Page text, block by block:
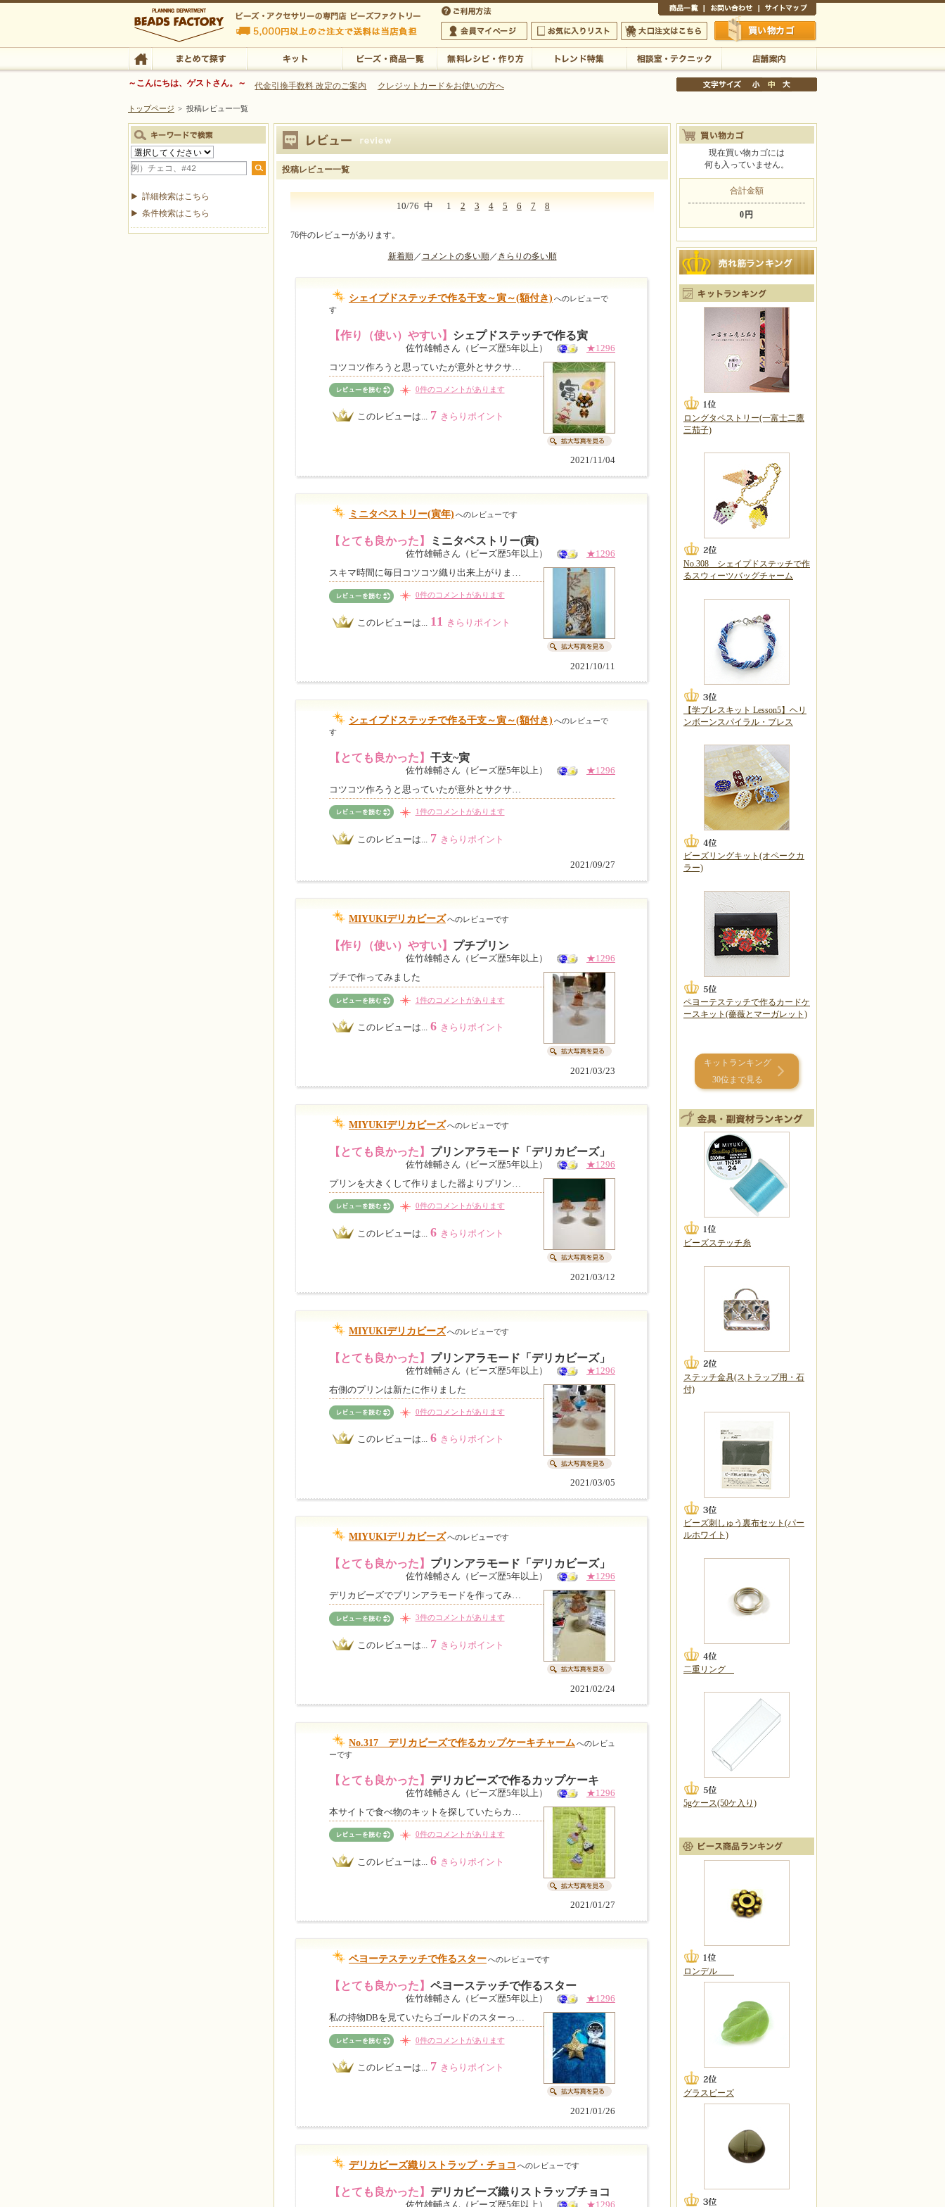
ビーズファクトリー ビーズ・パーツ・金具など・アクセサリーの専門店
ビーズ・アクセサリーの専門店 ビーズファクトリー 5,000円以上のご注文で送料は当店が負担いたします
ビーズ・アクセサリーの専門店 ビーズファクトリー 5,000円以上のご注文で送料は当店が負担いたします
会員マイページ
お気に入りリスト 大口注文はこちら 買い物かご
TOP まとめて探す 店舗案内
～こんにちは、ゲストさん。～ 代金引換手数料 改定のご案内 クレジットカードをお使いの方へ
トップページ > 投稿レビュー一覧
投稿レビュー一覧
10/76 中 1 2 3 4 5 6 7 8
76件のレビューがあります。
新着順／ コメントの多い順／ きらりの多い順
シェイプドステッチで作る干支～寅～(額付き) へのレビューで
す
【作り（使い）やすい】 シェプドステッチで作る寅
佐竹雄輔さん（ビーズ歴5年以上）
★1296
コツコツ作ろうと思っていたが意外とサクサ…
0件のコメントがあります
このレビューは... 7 きらりポイント
2021/11/04
ミニタペストリー(寅年) へのレビューです
【とても良かった】 ミニタペストリー(寅)
佐竹雄輔さん（ビーズ歴5年以上）
★1296
スキマ時間に毎日コツコツ織り出来上がりま…
0件のコメントがあります
このレビューは... 11 きらりポイント
2021/10/11
シェイプドステッチで作る干支～寅～(額付き) へのレビューで
す
【とても良かった】 干支~寅
佐竹雄輔さん（ビーズ歴5年以上）
★1296
コツコツ作ろうと思っていたが意外とサクサ…
1件のコメントがあります
このレビューは... 7 きらりポイント
2021/09/27
MIYUKIデリカビーズへのレビューです
【作り（使い）やすい】 プチプリン
佐竹雄輔さん（ビーズ歴5年以上）
★1296
プチで作ってみました
1件のコメントがあります
このレビューは... 6 きらりポイント
2021/03/23
MIYUKIデリカビーズへのレビューです
【とても良かった】 プリンアラモード「デリカビーズ」
佐竹雄輔さん（ビーズ歴5年以上）
★1296
プリンを大きくして作りました器よりプリン…
0件のコメントがあります
このレビューは... 6 きらりポイント
2021/03/12
MIYUKIデリカビーズへのレビューです
【とても良かった】 プリンアラモード「デリカビーズ」
佐竹雄輔さん（ビーズ歴5年以上）
★1296
右側のプリンは新たに作りました
0件のコメントがあります
このレビューは... 6 きらりポイント
2021/03/05
MIYUKIデリカビーズへのレビューです
【とても良かった】 プリンアラモード「デリカビーズ」
佐竹雄輔さん（ビーズ歴5年以上）
★1296
デリカビーズでプリンアラモードを作ってみ…
3件のコメントがあります
このレビューは... 7 きらりポイント
2021/02/24
No.317 デリカビーズで作るカップケーキチャーム へのレビュ
ーです
【とても良かった】 デリカビーズで作るカップケーキ
佐竹雄輔さん（ビーズ歴5年以上）
★1296
本サイトで食べ物のキットを探していたらカ…
0件のコメントがあります
このレビューは... 6 きらりポイント
2021/01/27
ペヨーテステッチで作るスターへのレビューです
【とても良かった】 ペヨーステッチで作るスター
佐竹雄輔さん（ビーズ歴5年以上）
★1296
私の持物DBを見ていたらゴールドのスターっ…
0件のコメントがあります
このレビューは... 7 きらりポイント
2021/01/26
デリカビーズ織りストラップ・チョコ へのレビューです
【とても良かった】 デリカビーズ織りストラップチョコ
佐竹雄輔さん（ビーズ歴5年以上） ★1296
詳細検索はこちら
条件検索はこちら
現在買い物カゴには
何も入っていません。
合計金額
0円
ロングタペストリー(一富士二鷹
三茄子)
No.308 シェイプドステッチで作
るスウィーツバッグチャーム
【学ブレスキット Lesson5】ヘリ
ンボーンスパイラル・ブレス
ビーズリングキット(オペークカ
ラー)
ペヨーテステッチで作るカードケ
ースキット(薔薇とマーガレット)
キットランキング
30位まで見る
ビーズステッチ糸
ステッチ金具(ストラップ用・石
付)
ビーズ刺しゅう裏布セット(パー
ルホワイト)
二重リング
5gケース(50ケ入り)
ロンデル
グラスビーズ